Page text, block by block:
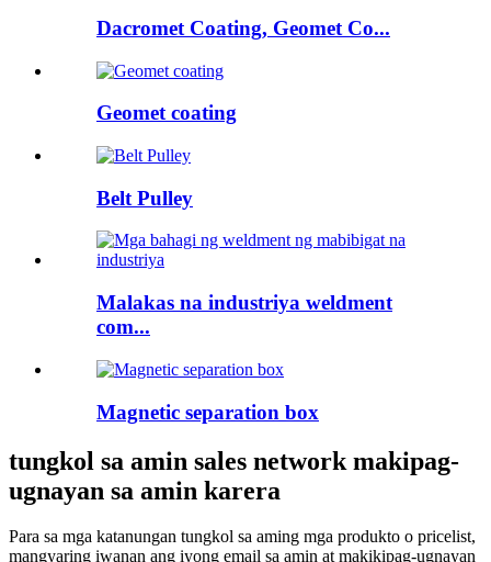
Dacromet Coating, Geomet Co...
Geomet coating
Belt Pulley
Malakas na industriya weldment
com...
Magnetic separation box
tungkol sa amin sales network makipag-
ugnayan sa amin karera
Para sa mga katanungan tungkol sa aming mga produkto o pricelist,
mangyaring iwanan ang iyong email sa amin at makikipag-ugnayan